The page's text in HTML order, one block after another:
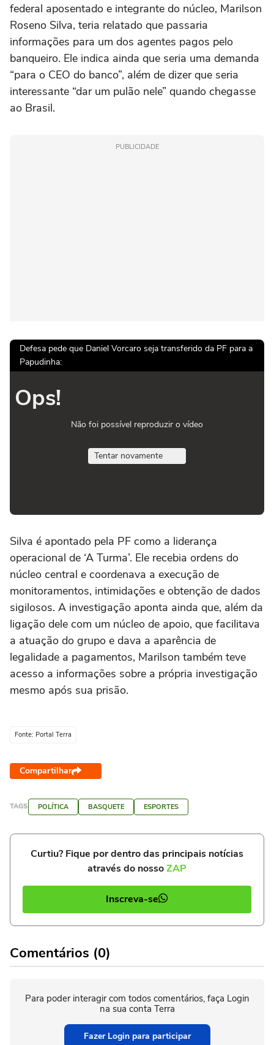
federal aposentado e integrante do núcleo, Marilson
Roseno Silva, teria relatado que passaria
informações para um dos agentes pagos pelo
banqueiro. Ele indica ainda que seria uma demanda
“para o CEO do banco”, além de dizer que seria
interessante “dar um pulão nele” quando chegasse
ao Brasil.
PUBLICIDADE
Defesa pede que Daniel Vorcaro seja transferido da PF para a
Papudinha:
Ops!
Não foi possível reproduzir o vídeo
Tentar novamente
Silva é apontado pela PF como a liderança
operacional de ‘A Turma’. Ele recebia ordens do
núcleo central e coordenava a execução de
monitoramentos, intimidações e obtenção de dados
sigilosos. A investigação aponta ainda que, além da
ligação dele com um núcleo de apoio, que facilitava
a atuação do grupo e dava a aparência de
legalidade a pagamentos, Marilson também teve
acesso a informações sobre a própria investigação
mesmo após sua prisão.
Fonte: Portal Terra
Compartilhar
TAGS POLÍTICA BASQUETE ESPORTES
Curtiu? Fique por dentro das principais notícias
através do nossoZAP
Inscreva-se
Comentários (0)
Para poder interagir com todos comentários, faça Login
na sua conta Terra
Fazer Login para participar